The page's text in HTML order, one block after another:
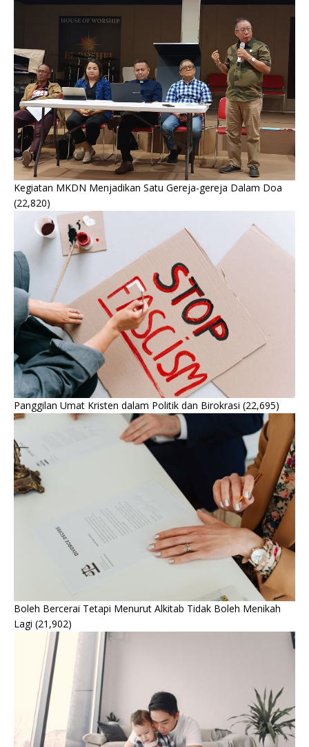
Kegiatan MKDN Menjadikan Satu Gereja-gereja Dalam Doa
(22,820)
Panggilan Umat Kristen dalam Politik dan Birokrasi (22,695)
Boleh Bercerai Tetapi Menurut Alkitab Tidak Boleh Menikah
Lagi (21,902)